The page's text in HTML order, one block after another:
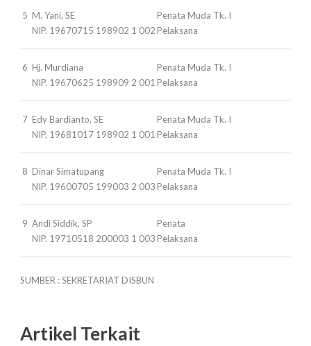
5 M. Yani, SE
NIP. 19670715 198902 1 002
Penata Muda Tk. I
Pelaksana
6 Hj. Murdiana
NIP. 19670625 198909 2 001
Penata Muda Tk. I
Pelaksana
7 Edy Bardianto, SE
NIP, 19681017 198902 1 001
Penata Muda Tk. I
Pelaksana
8 Dinar Simatupang
NIP. 19600705 199003 2 003
Penata Muda Tk. I
Pelaksana
9 Andi Siddik, SP
NIP. 19710518 200003 1 003
Penata
Pelaksana
SUMBER : SEKRETARIAT DISBUN
Artikel Terkait